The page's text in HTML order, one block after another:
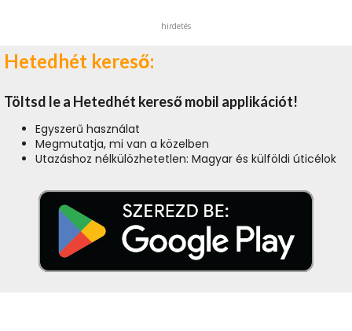
hirdetés
Hetedhét kereső:
Töltsd le a Hetedhét kereső mobil applikációt!
Egyszerű használat
Megmutatja, mi van a közelben
Utazáshoz nélkülözhetetlen: Magyar és külföldi úticélok